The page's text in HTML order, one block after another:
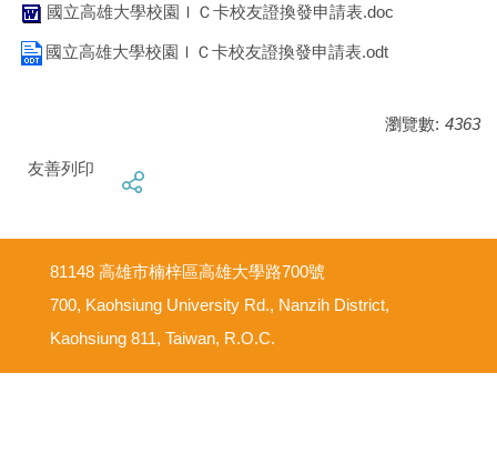
國立高雄大學校園ＩＣ卡校友證換發申請表.doc
國立高雄大學校園ＩＣ卡校友證換發申請表.odt
瀏覽數: 4363
友善列印
81148 高雄市楠梓區高雄大學路700號
700, Kaohsiung University Rd., Nanzih District,
Kaohsiung 811, Taiwan, R.O.C.